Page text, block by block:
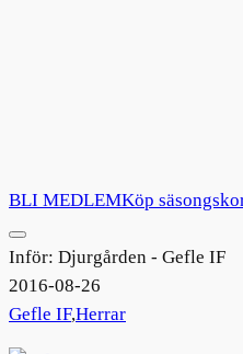
BLI MEDLEMKöp
Inför: Djurgården - Gefle IF
2016-08-26
Gefle IF,Herrar